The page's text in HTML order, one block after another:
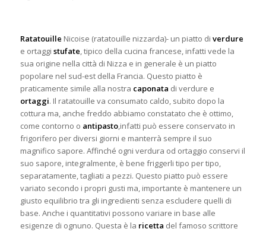
Ratatouille Nicoise (ratatouille nizzarda)- un piatto di verdure
e ortaggi stufate, tipico della cucina francese, infatti vede la
sua origine nella città di Nizza e in generale è un piatto
popolare nel sud-est della Francia. Questo piatto è
praticamente simile alla nostra caponata di verdure e
ortaggi. Il ratatouille va consumato caldo, subito dopo la
cottura ma, anche freddo abbiamo constatato che è ottimo,
come contorno o antipasto,infatti può essere conservato in
frigorifero per diversi giorni e manterrà sempre il suo
magnifico sapore. Affinché ogni verdura od ortaggio conservi il
suo sapore, integralmente, è bene friggerli tipo per tipo,
separatamente, tagliati a pezzi. Questo piatto può essere
variato secondo i propri gusti ma, importante è mantenere un
giusto equilibrio tra gli ingredienti senza escludere quelli di
base. Anche i quantitativi possono variare in base alle
esigenze di ognuno. Questa è la ricetta del famoso scrittore